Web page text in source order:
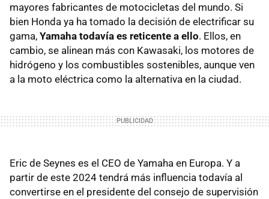
mayores fabricantes de motocicletas del mundo. Si
bien Honda ya ha tomado la decisión de electrificar su
gama, Yamaha todavía es reticente a ello. Ellos, en
cambio, se alinean más con Kawasaki, los motores de
hidrógeno y los combustibles sostenibles, aunque ven
a la moto eléctrica como la alternativa en la ciudad.
Eric de Seynes es el CEO de Yamaha en Europa. Y a
partir de este 2024 tendrá más influencia todavía al
convertirse en el presidente del consejo de supervisión